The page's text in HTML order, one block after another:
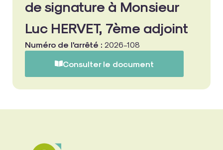
de signature à Monsieur
Luc HERVET, 7ème adjoint
Numéro de l'arrêté : 2026-108
Consulter le document